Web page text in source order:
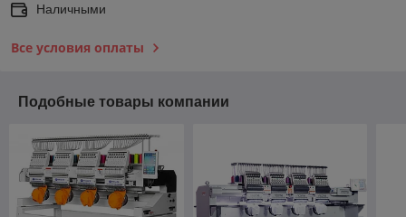
Наличными
Все условия оплаты
Подобные товары компании